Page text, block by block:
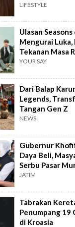
LIFESTYLE
Ulasan
Mengurai Luka,
Tekanan Masa
YOUR SAY
Dari Balap
Legends,
Tangan Gen Z
NEWS
Gubernur
Daya Beli,
Serbu Pasar
Merah Putih
JATIM
Tabrakan
Penumpang 19
di Kroasia